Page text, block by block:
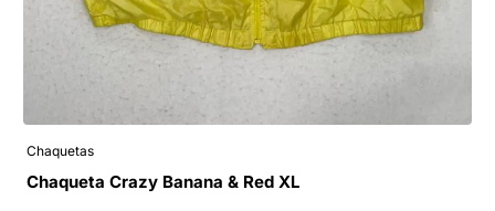
Chaquetas
Chaqueta Crazy Banana & Red XL